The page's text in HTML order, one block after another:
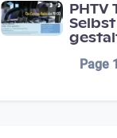
PHTV
Page 1